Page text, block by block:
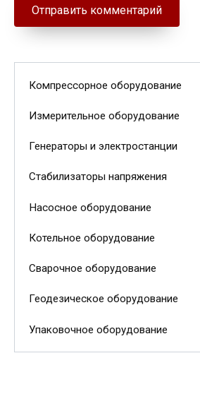
Компрессорное оборудование
Измерительное оборудование
Генераторы и электростанции
Стабилизаторы напряжения
Насосное оборудование
Котельное оборудование
Сварочное оборудование
Геодезическое оборудование
Упаковочное оборудование